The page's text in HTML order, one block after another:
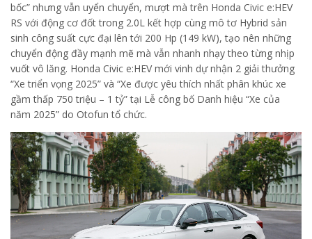
bốc” nhưng vẫn uyển chuyển, mượt mà trên Honda Civic e:HEV
RS với động cơ đốt trong 2.0L kết hợp cùng mô tơ Hybrid sản
sinh công suất cực đại lên tới 200 Hp (149 kW), tạo nên những
chuyển động đầy mạnh mẽ mà vẫn nhanh nhạy theo từng nhịp
vuốt vô lăng. Honda Civic e:HEV mới vinh dự nhận 2 giải thưởng
“Xe triển vọng 2025” và “Xe được yêu thích nhất phân khúc xe
gầm thấp 750 triệu – 1 tỷ” tại Lễ công bố Danh hiệu “Xe của
năm 2025” do Otofun tổ chức.